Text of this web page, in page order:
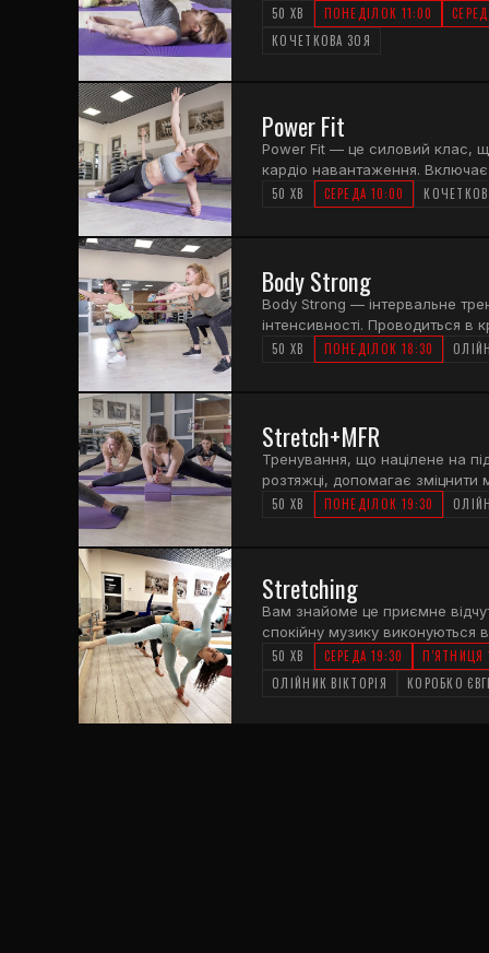
зміцнення м'язів спини,
хребет, створення "силового
триває 50 хвилин.
50 ХВ ПОНЕДІЛОК 11:00
КОЧЕТКОВА ЗОЯ
Power Fit
Power Fit — це силовий клас,
кардіо навантаження. Включає
Заняття триває 50 хвилин.
50 ХВ СЕРЕДА 10:00
Body Strong
Body Strong — інтервальне
інтенсивності. Проводиться в
Унікальність тренування
включаються в роботу всі
50 ХВ ПОНЕДІЛОК 18:30
Stretch+MFR
Тренування, що націлене на
розтяжці, допомагає зміцнити
рухливості. Під час занять
м'язів, стимулюється приплив
всіх рівнів фізичної підготовки.
50 ХВ ПОНЕДІЛОК 19:30
Stretching
Вам знайоме це приємне
спокійну музику виконуються
гнучкості? Хочете
розслаблення і відновлення.
підтримати необхідний рівень
50 ХВ СЕРЕДА 19:30 П'ЯТНИЦЯ
ОЛІЙНИК ВІКТОРІЯ
КОРОБКО